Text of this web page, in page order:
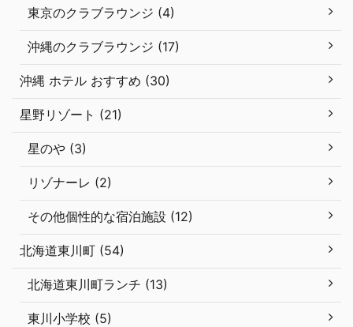
東京のクラブラウンジ (4)
沖縄のクラブラウンジ (17)
沖縄 ホテル おすすめ (30)
星野リゾート (21)
星のや (3)
リゾナーレ (2)
その他個性的な宿泊施設 (12)
北海道東川町 (54)
北海道東川町ランチ (13)
東川小学校 (5)